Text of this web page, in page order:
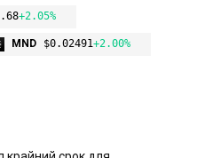
+2.05%
MND $0.02491+2.00%